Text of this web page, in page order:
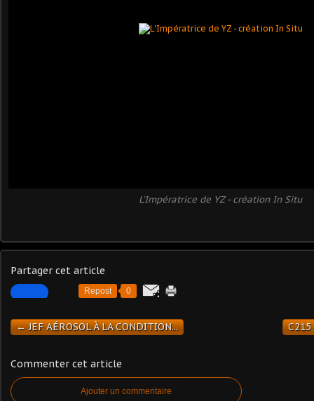
L'Impératrice de YZ - création In Situ
Partager cet article
Repost 0
← JEF AÉROSOL À LA CONDITION... C215
Commenter cet article
Ajouter un commentaire